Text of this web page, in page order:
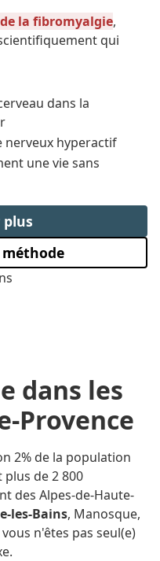
la fibromyalgie,
qui
dans la
nerveux hyperactif
une vie sans
plus
dans les
Provence
2% de la population
de 2 800
des Alpes-de-Haute-
les-Bains, Manosque,
n'êtes pas seul(e)